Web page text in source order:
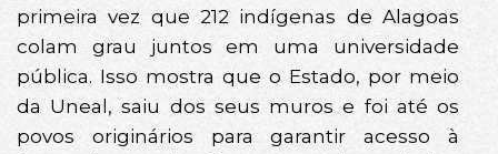
primeira vez que 212 indígenas de Alagoas
colam grau juntos em uma universidade
pública. Isso mostra que o Estado, por meio
da Uneal, saiu dos seus muros e foi até os
povos originários para garantir acesso à